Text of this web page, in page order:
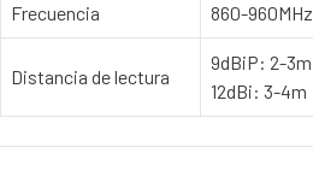
Frecuencia 860-960MHz
Distancia de lectura
9dBiP: 2-3m
12dBi: 3-4m